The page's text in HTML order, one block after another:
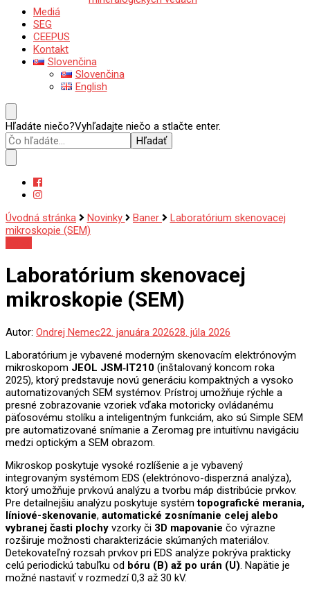
Mediá
SEG
CEEPUS
Kontakt
Slovenčina
Slovenčina
English
Hľadáte niečo?Vyhľadajte niečo a stlačte enter.
Úvodná stránka Novinky Baner
Laboratórium skenovacej
mikroskopie (SEM)
Laboratórium skenovacej
mikroskopie (SEM)
Autor: Ondrej Nemec22. januára 202628. júla 2026
Laboratórium je vybavené moderným skenovacím elektrónovým
mikroskopom JEOL JSM‑IT210 (inštalovaný koncom roka
2025), ktorý predstavuje novú generáciu kompaktných a vysoko
automatizovaných SEM systémov. Prístroj umožňuje rýchle a
presné zobrazovanie vzoriek vďaka motoricky ovládanému
päťosovému stolíku a inteligentným funkciám, ako sú Simple SEM
pre automatizované snímanie a Zeromag pre intuitívnu navigáciu
medzi optickým a SEM obrazom.
Mikroskop poskytuje vysoké rozlíšenie a je vybavený
integrovaným systémom EDS (elektrónovo-disperzná analýza),
ktorý umožňuje prvkovú analýzu a tvorbu máp distribúcie prvkov.
Pre detailnejšiu analýzu poskytuje systémtopografické merania,
líniové-skenovanie, automatické zosnímanie celej alebo
vybranej časti plochy vzorky či 3D mapovanie čo výrazne
rozširuje možnosti charakterizácie skúmaných materiálov.
Detekovateľný rozsah prvkov pri EDS analýze pokrýva prakticky
celú periodickú tabuľku od bóru (B) až po urán (U) . Napätie je
možné nastaviť v rozmedzí 0,3 až 30 kV.